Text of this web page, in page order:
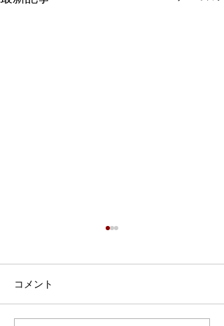
7月9日、Webおしゃべり会を
ふたごママ・パパ・プレママ
コメント